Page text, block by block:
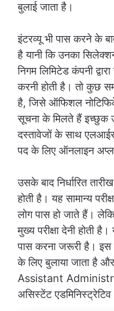
बुलाई जाता है।
इंटरव्यू भी पास करने के
है यानी कि उनका
निगम लिमिटेड कंपनी
करनी होती है। तो कुछ
है, जिसे ऑफिशल
सूचना के मिलते हैं इच्छुक
दस्तावेजों के साथ
पद के लिए ऑनलाइन
उसके बाद निर्धारित
होती है। यह सामान्य
लोग पास हो जाते हैं।
मुख्य परीक्षा देनी होती
पास करना जरूरी है। इस
के लिए बुलाया जाता है
Assistant
असिस्टेंट